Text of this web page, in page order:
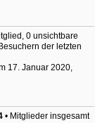
0 unsichtbare
der letzten
17. Januar 2020,
• Mitglieder insgesamt